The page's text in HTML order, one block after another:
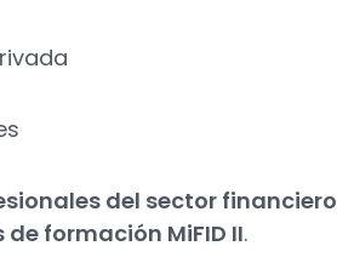
del sector financiero
de formación MiFID II.